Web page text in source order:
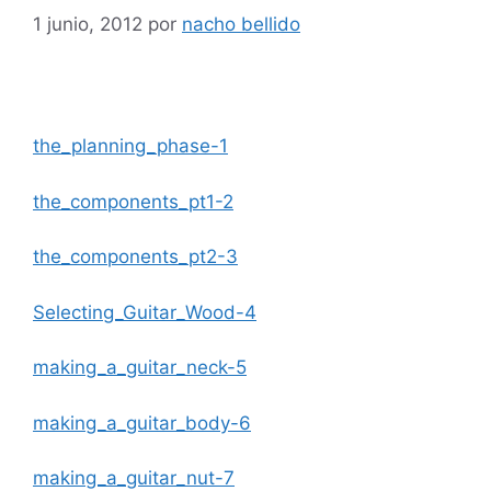
1 junio, 2012 por nacho bellido
the_planning_phase-1
the_components_pt1-2
the_components_pt2-3
Selecting_Guitar_Wood-4
making_a_guitar_neck-5
making_a_guitar_body-6
making_a_guitar_nut-7